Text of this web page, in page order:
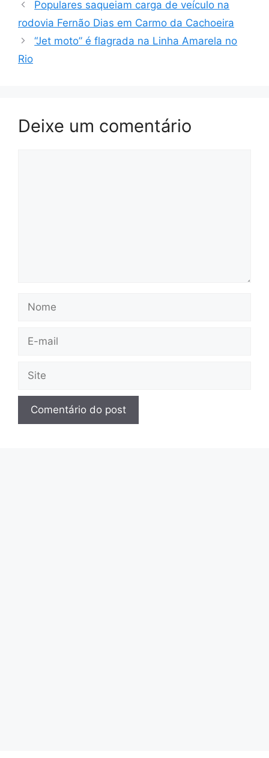
Populares saqueiam carga de veículo na
rodovia Fernão Dias em Carmo da Cachoeira
“Jet moto” é flagrada na Linha Amarela no
Rio
Deixe um comentário
Nome
Site